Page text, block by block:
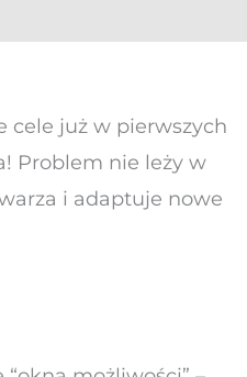
cele już w pierwszych
Problem nie leży w
i adaptuje nowe